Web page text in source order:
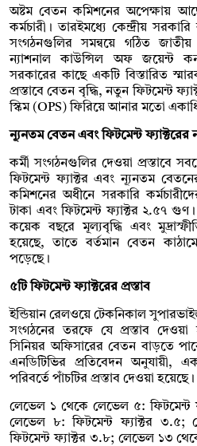
অষ্টম বেতন কমিশনের অপেক্ষায়
কর্মচারী। তারইমধ্যে কেন্দ্রীয়
সংগঠনগুলির সমন্বয়ে গঠিত জাতীয়
ন্যাশনাল কাউন্সিল অফ জয়েন্ট
সরকারের কাছে একটি বিস্তারিত
প্রস্তাবে বেতন বৃদ্ধি, নতুন ফিটমেন্ট
স্কিম (OPS) ফিরিয়ে আনার মতো
ন্যূনতম বেতন এবং ফিটমেন্ট ফ্যাক্টরের
কর্মী সংগঠনগুলির দেওয়া প্রস্তাবে
ফিটমেন্ট ফ্যাক্টর এবং ন্যূনতম
কমিশনের অধীনে সরকারি
টাকা এবং ফিটমেন্ট ফ্যাক্টর ২.৫৭
কয়েক বছরে মূল্যবৃদ্ধি এবং
হয়েছে, তাতে বর্তমান বেতন
পড়েছে।
৫টি ফিটমেন্ট ফ্যাক্টরের প্রস্তাব
ইন্ডিয়ান রেলওয়ে টেকনিকাল
সংগঠনের তরফে যে প্রস্তাব
সিনিয়র অফিসারের বেতন বাড়তে
এনডিটিভির প্রতিবেদন অনুযায়ী,
পরিবর্তে পাঁচটির প্রস্তাব দেওয়া হয়েছে।
লেভেল ১ থেকে লেভেল ৫: ফিটমেন্ট
লেভেল ৮: ফিটমেন্ট ফ্যাক্টর
ফিটমেন্ট ফ্যাক্টর ৩.৮; লেভেল ১৩